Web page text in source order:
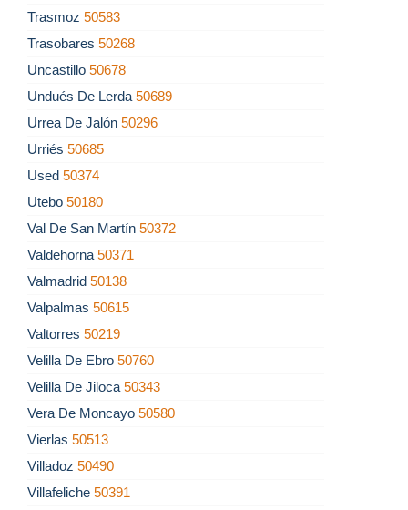
Trasmoz 50583
Trasobares 50268
Uncastillo 50678
Undués De Lerda 50689
Urrea De Jalón 50296
Urriés 50685
Used 50374
Utebo 50180
Val De San Martín 50372
Valdehorna 50371
Valmadrid 50138
Valpalmas 50615
Valtorres 50219
Velilla De Ebro 50760
Velilla De Jiloca 50343
Vera De Moncayo 50580
Vierlas 50513
Villadoz 50490
Villafeliche 50391